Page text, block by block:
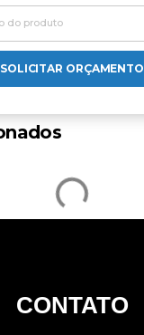
SOLICITAR ORÇAMENTO
CONTATO